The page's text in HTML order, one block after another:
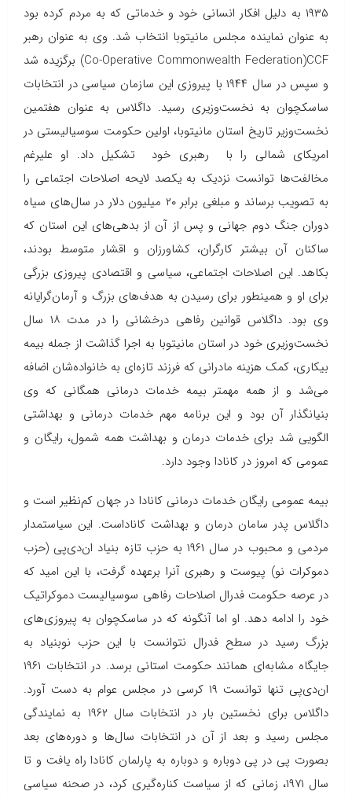
۱۹۳۵ به دلیل افكار انسانی خود و خدماتی كه به مردم كرده بود
به عنوان نماینده مجلس مانیتوبا انتخاب شد. وی به عنوان رهبر
CCF
(
Co-Operative Commonwealth Federation) برگزیده شد
و سپس در سال ۱۹۴۴ با پیروزی این سازمان سیاسی در انتخابات
ساسكچوان به نخست‌وزیری رسید. داگلاس به عنوان هفتمین
نخست‌وزیر تاریخ استان مانیتوبا، اولین حكومت سوسیالیستی در
امریكای شمالی را با رهبری خود تشكیل داد. او علیرغم
مخالفت‌ها توانست نزدیك به یكصد لایحه اصلاحات اجتماعی را
به تصویب برساند و مبلغی برابر ۲۰ میلیون دلار در سال‌های سیاه
دوران جنگ دوم جهانی و پس از آن از بدهی‌های این استان كه
ساكنان آن بیشتر كارگران، كشاورزان و اقشار متوسط بودند،
بكاهد. این اصلاحات اجتماعی، سیاسی و اقتصادی پیروزی بزرگی
برای او و همینطور برای رسیدن به هدف‌های بزرگ و آرمان‌گرایانه
وی بود. داگلاس قوانین رفاهی درخشانی را در مدت ۱۸ سال
نخست‌وزیری خود در استان مانیتوبا به اجرا گذاشت از جمله بیمه
بیكاری، كمك هزینه مادرانی كه فرزند تازه‌ای به خانواده‌شان اضافه
می‌شد و از همه مهمتر بیمه خدمات درمانی همگانی که وی
بنیانگذار آن بود و این برنامه مهم خدمات درمانی و بهداشتی
الگویی شد برای خدمات درمان و بهداشت همه شمول، رایگان و
عمومی كه امروز در كانادا وجود دارد.
بیمه عمومی رایگان خدمات درمانی کانادا در جهان کم‌نظیر است و
داگلاس پدر سامان درمان و بهداشت كاناداست. این سیاستمدار
مردمی و محبوب در سال ۱۹۶۱ به حزب تازه بنیاد ان‌دی‌پی (حزب
دموکرات نو) پیوست و رهبری آنرا برعهده گرفت، با این امید كه
در عرصه حكومت فدرال اصلاحات رفاهی سوسیالیست دموکراتیک
خود را ادامه دهد. او اما آنگونه كه در ساسكچوان به پیروزی‌های
بزرگ رسید در سطح فدرال نتوانست با این حزب نوبنیاد به
جایگاه مشابه‌ای همانند حکومت استانی برسد. در انتخابات ۱۹۶۱
ان‌دی‌پی تنها توانست ۱۹ كرسی در مجلس عوام به دست آورد.
داگلاس برای نخستین بار در انتخابات سال ۱۹۶۲ به نمایندگی
مجلس رسید و بعد از آن در انتخابات سال‌ها و دوره‌های بعد
بصورت پی در پی دوباره و دوباره به پارلمان کانادا راه یافت و تا
سال ۱۹۷۱، زمانی که از سیاست کناره‌گیری کرد، در صحنه سیاسی